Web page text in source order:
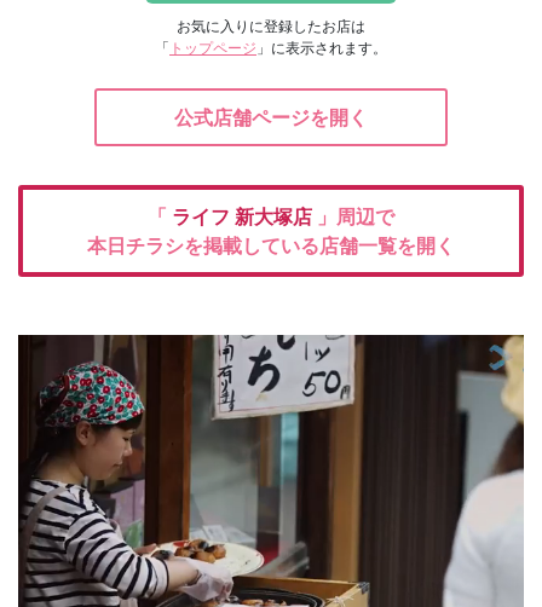
お気に入りに登録したお店は
「 トップページ 」に表示されます。
公式店舗ページを開く
「 ライフ 新大塚店 」周辺で
本日チラシを掲載している店舗一覧を開く